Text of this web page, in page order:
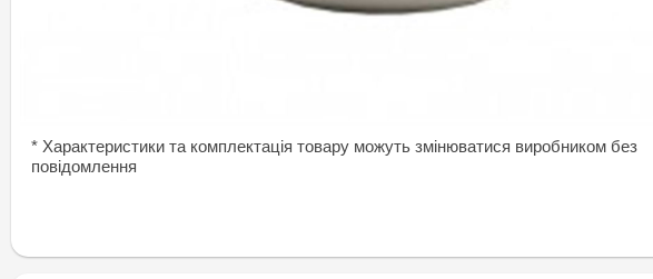
* Характеристики та комплектація товару можуть змінюватися виробником без
повідомлення